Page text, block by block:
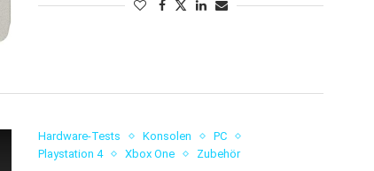
Hardware-Tests Konsolen
PC
Playstation 4
Xbox One Zubehör